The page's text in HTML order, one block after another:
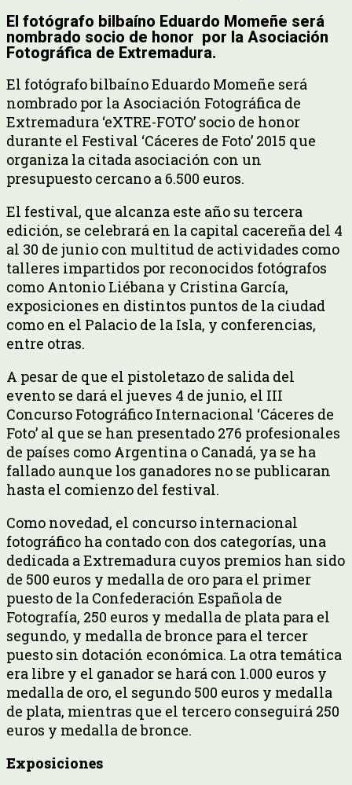
El fotógrafo bilbaíno Eduardo Momeñe será
nombrado socio de honor por la Asociación
Fotográfica de Extremadura.
El fotógrafo bilbaíno Eduardo Momeñe será
nombrado por la Asociación Fotográfica de
Extremadura ‘eXTRE-FOTO’ socio de honor
durante el Festival ‘Cáceres de Foto’ 2015 que
organiza la citada asociación con un
presupuesto cercano a 6.500 euros.
El festival, que alcanza este año su tercera
edición, se celebrará en la capital cacereña del 4
al 30 de junio con multitud de actividades como
talleres impartidos por reconocidos fotógrafos
como Antonio Liébana y Cristina García,
exposiciones en distintos puntos de la ciudad
como en el Palacio de la Isla, y conferencias,
entre otras.
A pesar de que el pistoletazo de salida del
evento se dará el jueves 4 de junio, el III
Concurso Fotográfico Internacional ‘Cáceres de
Foto’ al que se han presentado 276 profesionales
de países como Argentina o Canadá, ya se ha
fallado aunque los ganadores no se publicaran
hasta el comienzo del festival.
Como novedad, el concurso internacional
fotográfico ha contado con dos categorías, una
dedicada a Extremadura cuyos premios han sido
de 500 euros y medalla de oro para el primer
puesto de la Confederación Española de
Fotografía, 250 euros y medalla de plata para el
segundo, y medalla de bronce para el tercer
puesto sin dotación económica. La otra temática
era libre y el ganador se hará con 1.000 euros y
medalla de oro, el segundo 500 euros y medalla
de plata, mientras que el tercero conseguirá 250
euros y medalla de bronce.
Exposiciones